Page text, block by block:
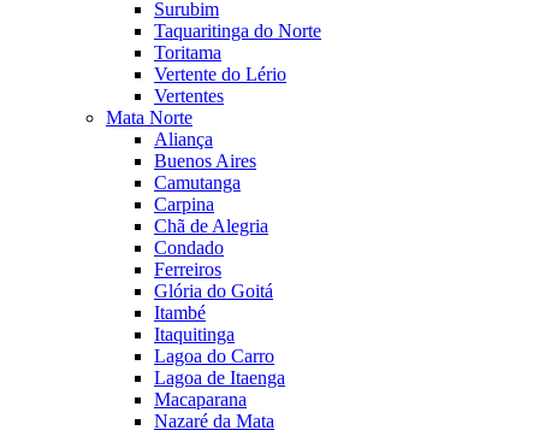
Surubim
Taquaritinga do Norte
Toritama
Vertente do Lério
Vertentes
Mata Norte
Aliança
Buenos Aires
Camutanga
Carpina
Chã de Alegria
Condado
Ferreiros
Glória do Goitá
Itambé
Itaquitinga
Lagoa do Carro
Lagoa de Itaenga
Macaparana
Nazaré da Mata